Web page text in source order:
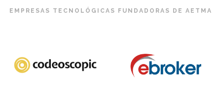
EMPRESAS TECNOLÓGICAS FUNDADORAS DE AETMA